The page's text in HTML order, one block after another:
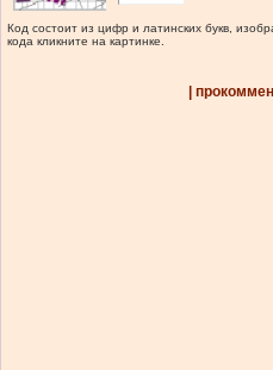
Код состоит из цифр и латинских букв,
кода кликните на картинке.
|